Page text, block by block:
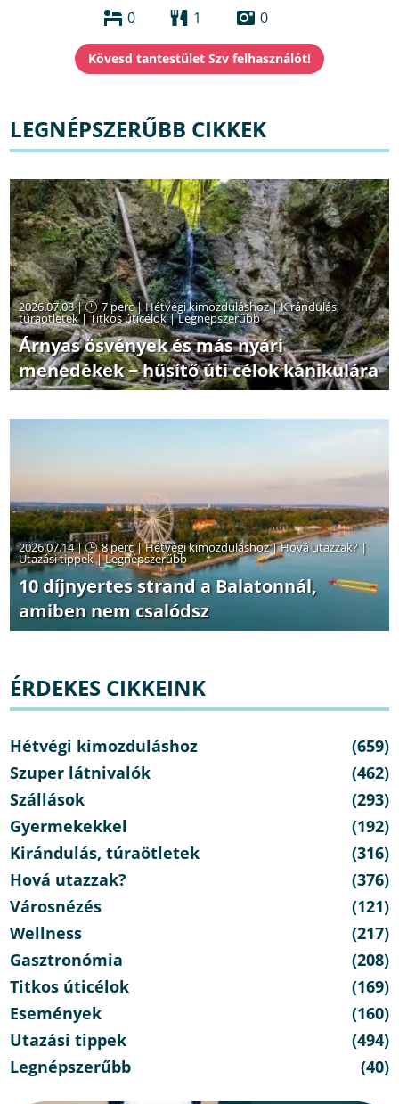
0 1 0
LEGNÉPSZERŰBB CIKKEK
2026.07.08 | 7 perc|Hétvégi kimozduláshoz|Kirándulás,
túraötletek|Titkos úticélok|Legnépszerűbb
Árnyas ösvények és más nyári
menedékek − hűsítő úti célok kánikulára
2026.07.14 | 8 perc|Hétvégi kimozduláshoz|Hová utazzak? |
Utazási tippek|Legnépszerűbb
10 díjnyertes strand a Balatonnál,
amiben nem csalódsz
ÉRDEKES CIKKEINK
Hétvégi kimozduláshoz
(659)
Szuper látnivalók
(462)
Szállások
(293)
Gyermekekkel
(192)
Kirándulás, túraötletek
(316)
Hová utazzak?
(376)
Városnézés
(121)
Wellness
(217)
Gasztronómia
(208)
Titkos úticélok
(169)
Események
(160)
Utazási tippek
(494)
Legnépszerűbb
(40)